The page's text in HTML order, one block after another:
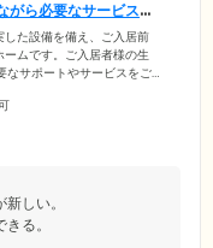
がら必要なサービスを
した設備を備え、ご入居前
ムです。ご入居者様の生
なサポートやサービスをご
はじめ、ガン末期の方の
ください。近隣の医療機
しい。
る。